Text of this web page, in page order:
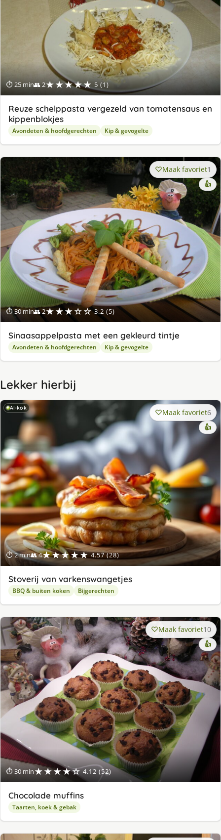
⏱ 25 min👥 2★★★★★ 5 (1)
Reuze schelppasta vergezeld van tomatensaus en
kippenblokjes
Avondeten & hoofdgerechten Kip & gevogelte
⏱ 30 min👥 2★★★☆☆ 3.2 (5)
Maak favoriet1
👍
Sinaasappelpasta met een gekleurd tintje
Avondeten & hoofdgerechten Kip & gevogelte
Lekker hierbij
AI-kok
⏱ 2 min👥 4★★★★★ 4.57 (28)
Maak favoriet6
👍
Stoverij van varkenswangetjes
BBQ & buiten koken Bijgerechten
⏱ 30 min★★★★☆ 4.12 (52)
Maak favoriet10
👍
Chocolade muffins
Taarten, koek & gebak